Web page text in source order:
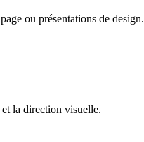
ou présentations de design.
la direction visuelle.